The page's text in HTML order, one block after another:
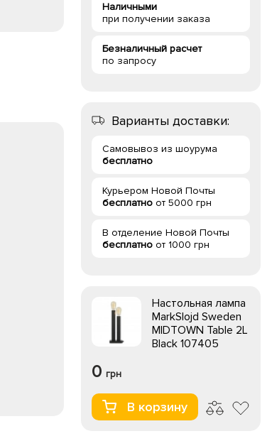
Наличными
при получении заказа
Безналичный расчет
по запросу
Варианты доставки:
Самовывоз из шоурума
бесплатно
Курьером Новой Почты
бесплатно от 5000 грн
В отделение Новой Почты
бесплатно от 1000 грн
Настольная лампа
MarkSlojd Sweden
MIDTOWN Table 2L
Black 107405
0 грн
В корзину